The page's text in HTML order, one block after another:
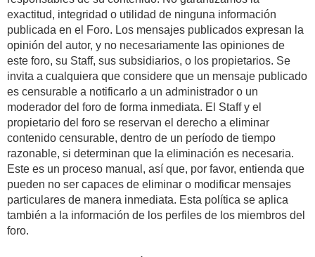
exactitud, integridad o utilidad de ninguna información
publicada en el Foro. Los mensajes publicados expresan la
opinión del autor, y no necesariamente las opiniones de
este foro, su Staff, sus subsidiarios, o los propietarios. Se
invita a cualquiera que considere que un mensaje publicado
es censurable a notificarlo a un administrador o un
moderador del foro de forma inmediata. El Staff y el
propietario del foro se reservan el derecho a eliminar
contenido censurable, dentro de un período de tiempo
razonable, si determinan que la eliminación es necesaria.
Este es un proceso manual, así que, por favor, entienda que
pueden no ser capaces de eliminar o modificar mensajes
particulares de manera inmediata. Esta política se aplica
también a la información de los perfiles de los miembros del
foro.